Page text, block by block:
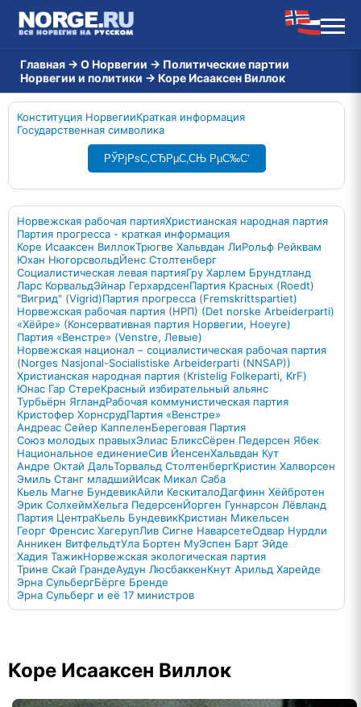
Главная → О Норвегии → Политические партии
Норвегии и политики → Коре Исааксен Виллок
Конституция НорвегииКраткая информация
Государственная символика
РЎРјРѕС‚СЂРµС‚СЊ РµС‰С‘
Норвежская рабочая партияХристианская народная партия
Партия прогресса - краткая информация
Коре Исааксен ВиллокТрюгве Хальвдан ЛиРольф Рейквам
Юхан НюгорсвольдЙенс Столтенберг
Социалистическая левая партияГру Харлем Брундтланд
Ларс КорвальдЭйнар ГерхардсенПартия Красных (Roedt)
"Вигрид" (Vigrid)Партия прогресса (Fremskrittspartiet)
Норвежская рабочая партия (НРП) (Det norske Arbeiderparti)
«Хёйре» (Консервативная партия Норвегии, Hoeyre)
Партия «Венстре» (Venstre, Левые)
Норвежская национал – социалистическая рабочая партия
(Norges Nasjonal-Socialistiske Arbeiderparti (NNSAP))
Христианская народная партия (Kristelig Folkeparti, KrF)
Юнас Гар СтереКрасный избирательный альянс
Турбьёрн ЯгландРабочая коммунистическая партия
Кристофер ХорнсрудПартия «Венстре»
Андреас Сейер КаппеленБереговая Партия
Союз молодых правыхЭлиас БликсСёрен Педерсен Ябек
Национальное единениеСив ЙенсенХальвдан Кут
Андре Октай ДальТорвальд СтолтенбергКристин Халворсен
Эмиль Станг младшийИсак Микал Саба
Кьель Магне БундевикАйли КескиталоДагфинн Хёйбротен
Эрик СолхеймХельга ПедерсенЙорген Гуннарсон Лёвланд
Партия ЦентраКьель БундевикКристиан Микельсен
Георг Френсис ХагерупЛив Сигне НаварсетеОдвар Нурдли
Анникен ВитфельдтУла Бортен МуЭспен Барт Эйде
Хадия ТажикНорвежская экологическая партия
Трине Скай ГрандеАудун ЛюсбаккенКнут Арильд Харейде
Эрна СульбергБёрге Бренде
Эрна Сульберг и её 17 министров
Коре Исааксен Виллок